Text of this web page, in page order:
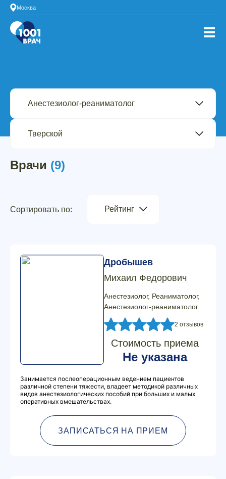
Москва
Врачи (9)
Сортировать по: Рейтинг
Дробышев
Михаил Федорович
Анестезиолог, Реаниматолог,
Анестезиолог-реаниматолог
2 отзывов
Стоимость приема
Не указана
Занимается послеоперационным ведением пациентов
различной степени тяжести, владеет методикой различных
видов анестезиологических пособий при больших и малых
оперативных вмешательствах.
ЗАПИСАТЬСЯ НА ПРИЕМ